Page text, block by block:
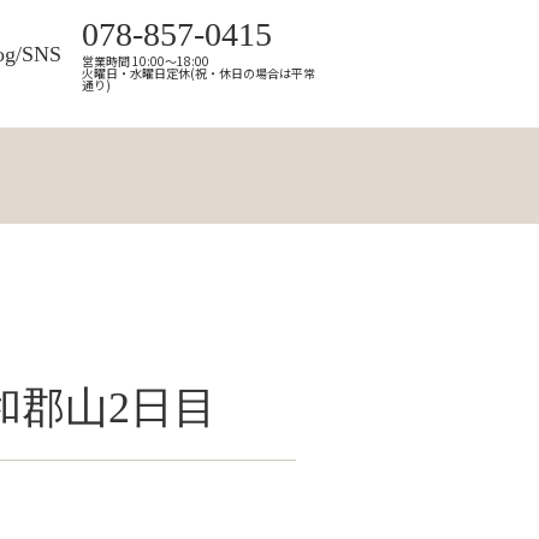
SNS
078-857-0415
営業時間 10:00～18:00
火曜日・水曜日定休(祝・休日の場合は平常
通り)
山2日目